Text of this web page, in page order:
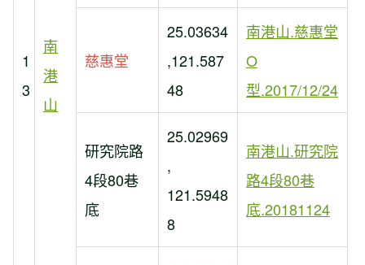
1
3
南
港
山
慈惠堂
25.03634
,121.587
48
南港山.慈惠堂
O
型.2017/12/24
研究院路
4段80巷
底
25.02969
,
121.5948
8
南港山.研究院
路4段80巷
底.20181124